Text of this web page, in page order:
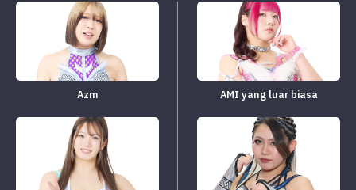
Azm AMI yang luar biasa